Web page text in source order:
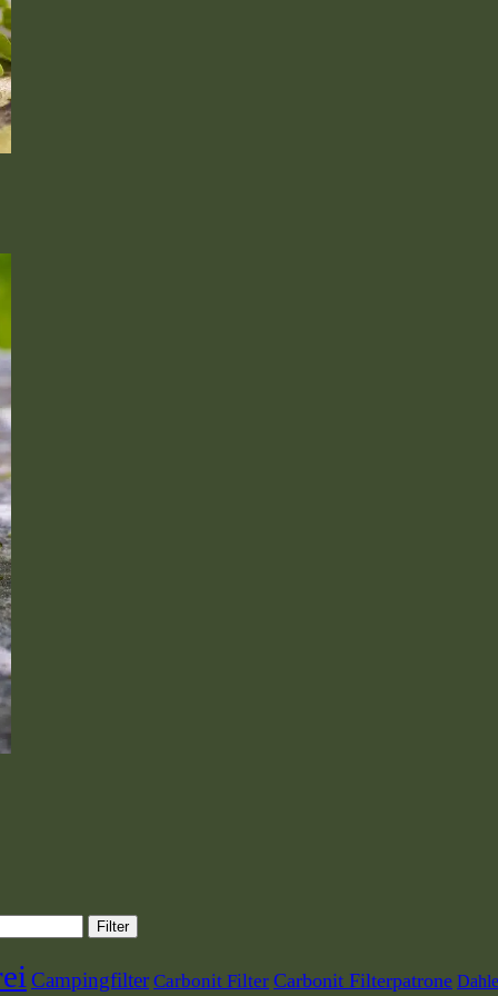
Filter
Campingfilter Carbonit Filter Carbonit Filterpatrone